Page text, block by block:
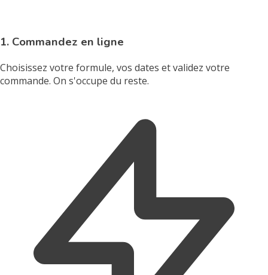
1. Commandez en ligne
Choisissez votre formule, vos dates et validez votre
commande. On s'occupe du reste.